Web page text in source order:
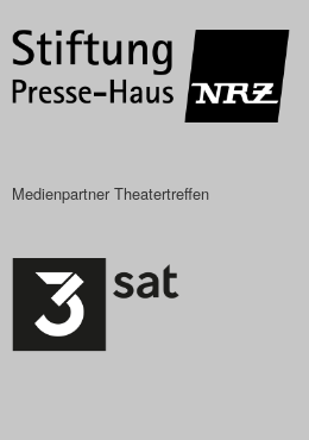
Medienpartner Theatertreffen